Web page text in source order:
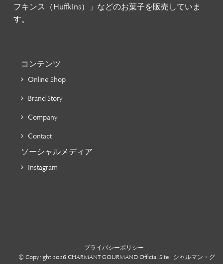
フキンス（Huffkins）」などのお菓子を販売していま
す。
コンテンツ
Online Shop
Brand Story
Company
Contact
ソーシャルメディア
Instagram
プライバシーポリシー
© Copyright 2026 CHARMANT GOURMAND Official Site | シャルマン・グ